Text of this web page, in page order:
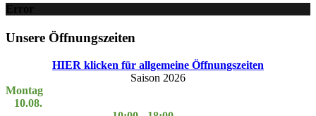
Error
Unsere Öffnungszeiten
HIER klicken für allgemeine Öffnungszeiten
Saison 2026
Montag
10.08.